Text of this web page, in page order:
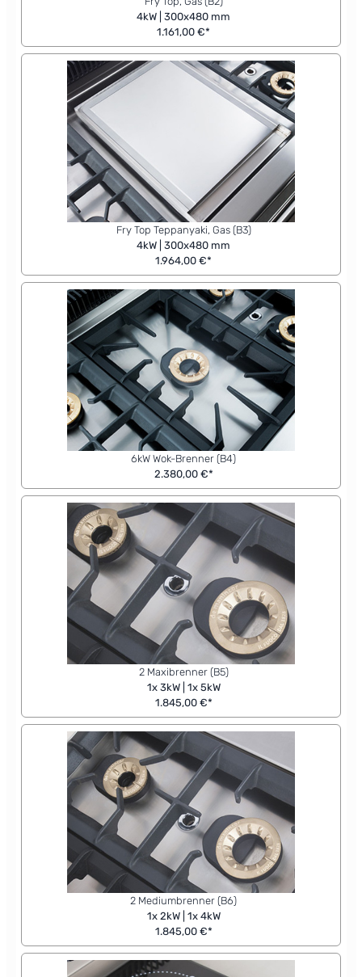
4kW | 300x480 mm
1.161,00 €*
Fry Top Teppanyaki, Gas (B3)
4kW | 300x480 mm
1.964,00 €*
6kW Wok-Brenner (B4)
2.380,00 €*
2 Maxibrenner (B5)
1x 3kW | 1x 5kW
1.845,00 €*
2 Mediumbrenner (B6)
1x 2kW | 1x 4kW
1.845,00 €*